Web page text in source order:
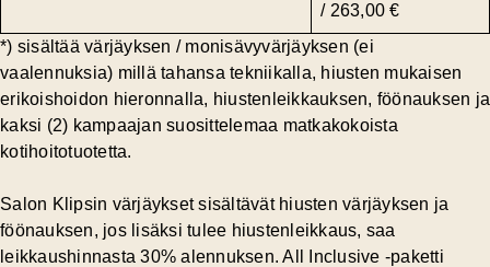
/ 263,00 €
*) sisältää värjäyksen / monisävyvärjäyksen (ei
vaalennuksia) millä tahansa tekniikalla, hiusten mukaisen
erikoishoidon hieronnalla, hiustenleikkauksen, föönauksen ja
kaksi (2) kampaajan suosittelemaa matkakokoista
kotihoitotuotetta.
Salon Klipsin värjäykset sisältävät hiusten värjäyksen ja
föönauksen, jos lisäksi tulee hiustenleikkaus, saa
leikkaushinnasta 30% alennuksen. All Inclusive -paketti